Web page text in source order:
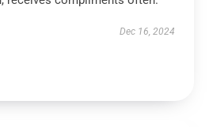
Dec 16, 2024